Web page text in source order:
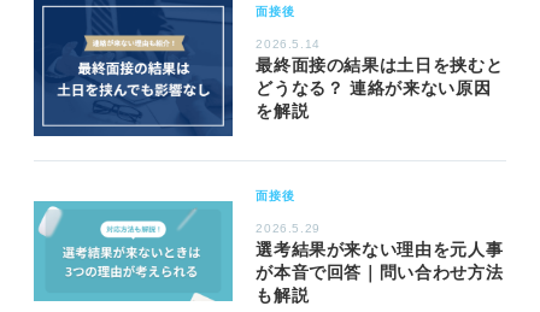
面接後
2026.5.14
最終面接の結果は土日を挟むと
どうなる？ 連絡が来ない原因
を解説
面接後
2026.5.29
選考結果が来ない理由を元人事
が本音で回答｜問い合わせ方法
も解説